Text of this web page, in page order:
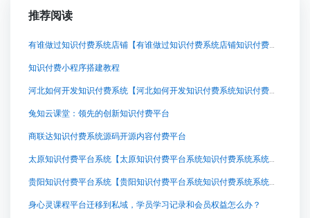
推荐阅读
有谁做过知识付费系统店铺【有谁做过知识付费系统店铺知识付费系统系统怎么制作，知识付费系统搭建使用教程】
知识付费小程序搭建教程
河北如何开发知识付费系统【河北如何开发知识付费系统知识付费系统系统怎么制作，知识付费系统搭建使用教程】
兔知云课堂：领先的创新知识付费平台
商联达知识付费系统源码开源内容付费平台
太原知识付费平台系统【太原知识付费平台系统知识付费系统系统怎么制作，知识付费系统搭建使用教程】
贵阳知识付费平台系统【贵阳知识付费平台系统知识付费系统系统怎么制作，知识付费系统搭建使用教程】
身心灵课程平台迁移到私域，学员学习记录和会员权益怎么办？